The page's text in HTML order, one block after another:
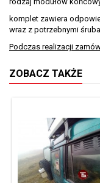
komplet zawiera
wraz z potrzebnymi
Podczas realizacji
ZOBACZ TAKŻE